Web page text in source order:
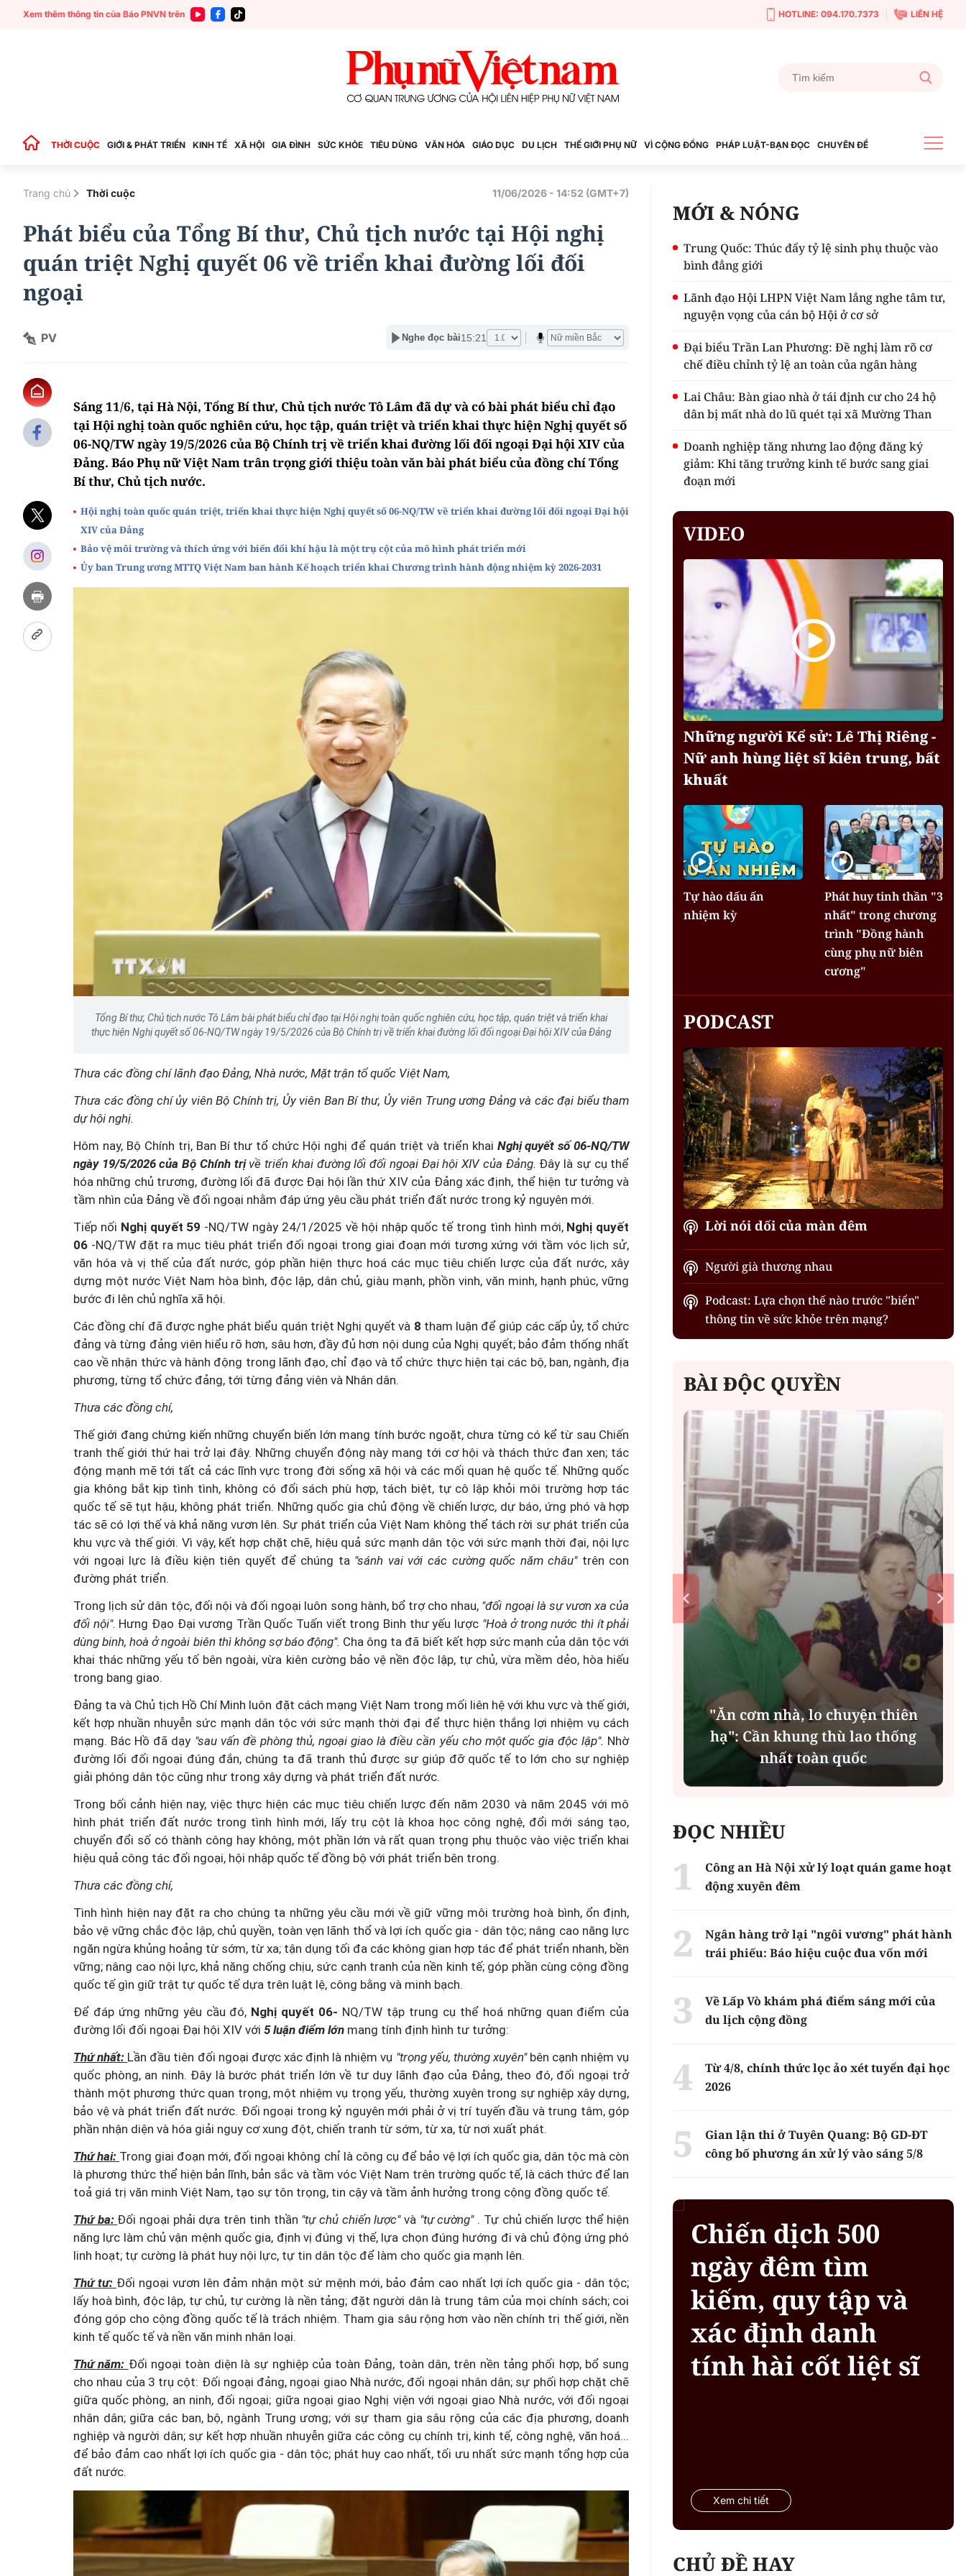
Xem thêm thông tin của Báo PNVN trên HOTLINE: 094.170.7373 LIÊN HỆ
THỜI CUỘC GIỚI & PHÁT TRIỂN KINH TẾ XÃ HỘI GIA ĐÌNH SỨC KHỎE TIÊU DÙNG VĂN HÓA GIÁO DỤC DU LỊCH THẾ GIỚI PHỤ NỮ VÌ CỘNG ĐỒNG PHÁP LUẬT-BẠN ĐỌC CHUYÊN ĐỀ
Trang chủ Thời cuộc 11/06/2026 - 14:52 (GMT+7)
Phát biểu của Tổng Bí thư, Chủ tịch nước tại Hội nghị
quán triệt Nghị quyết 06 về triển khai đường lối đối
ngoại
PV Nghe đọc bài15:21
Sáng 11/6, tại Hà Nội, Tổng Bí thư, Chủ tịch nước Tô Lâm đã dự và có bài phát biểu chỉ đạo
tại Hội nghị toàn quốc nghiên cứu, học tập, quán triệt và triển khai thực hiện Nghị quyết số
06-NQ/TW ngày 19/5/2026 của Bộ Chính trị về triển khai đường lối đối ngoại Đại hội XIV của
Đảng. Báo Phụ nữ Việt Nam trân trọng giới thiệu toàn văn bài phát biểu của đồng chí Tổng
Bí thư, Chủ tịch nước.
Hội nghị toàn quốc quán triệt, triển khai thực hiện Nghị quyết số 06-NQ/TW về triển khai đường lối đối ngoại Đại hội
XIV của Đảng
Bảo vệ môi trường và thích ứng với biến đổi khí hậu là một trụ cột của mô hình phát triển mới
Ủy ban Trung ương MTTQ Việt Nam ban hành Kế hoạch triển khai Chương trình hành động nhiệm kỳ 2026-2031
Tổng Bí thư, Chủ tịch nước Tô Lâm bài phát biểu chỉ đạo tại Hội nghị toàn quốc nghiên cứu, học tập, quán triệt và triển khai
thực hiện Nghị quyết số 06-NQ/TW ngày 19/5/2026 của Bộ Chính trị về triển khai đường lối đối ngoại Đại hội XIV của Đảng
Thưa các đồng chí lãnh đạo Đảng, Nhà nước, Mặt trận tổ quốc Việt Nam,
Thưa các đồng chí ủy viênBộ Chính trị, Ủy viên Ban Bí thư, Ủy viên Trung ương Đảng và các đại biểu tham
dự hội nghị.
Hôm nay, Bộ Chính trị, Ban Bí thư tổ chức Hội nghị để quán triệt và triển khai Nghị quyết số 06-NQ/TW
ngày 19/5/2026 của Bộ Chính trị về triển khai đường lối đối ngoại Đại hội XIV của Đảng. Đây là sự cụ thể
hóa những chủ trương, đường lối đã được Đại hội lần thứ XIV của Đảng xác định, thể hiện tư tưởng và
tầm nhìn của Đảng về đối ngoại nhằm đáp ứng yêu cầu phát triển đất nước trong kỷ nguyên mới.
Tiếp nối Nghị quyết 59 -NQ/TW ngày 24/1/2025 về hội nhập quốc tế trong tình hình mới, Nghị quyết
06 -NQ/TW đặt ra mục tiêu phát triển đối ngoại trong giai đoạn mới tương xứng với tầm vóc lịch sử,
văn hóa và vị thế của đất nước, góp phần hiện thực hoá các mục tiêu chiến lược của đất nước, xây
dựng một nước Việt Nam hòa bình, độc lập, dân chủ, giàu mạnh, phồn vinh, văn minh, hạnh phúc, vững
bước đi lên chủ nghĩa xã hội.
Các đồng chí đã được nghe phát biểu quán triệt Nghị quyết và 8 tham luận để giúp các cấp ủy, tổ chức
đảng và từng đảng viên hiểu rõ hơn, sâu hơn, đầy đủ hơn nội dung của Nghị quyết; bảo đảm thống nhất
cao về nhận thức và hành động trong lãnh đạo, chỉ đạo và tổ chức thực hiện tại các bộ, ban, ngành, địa
phương, từng tổ chức đảng, tới từng đảng viên và Nhân dân.
Thưa các đồng chí,
Thế giới đang chứng kiến những chuyển biến lớn mang tính bước ngoặt, chưa từng có kể từ sau Chiến
tranh thế giới thứ hai trở lại đây. Những chuyển động này mang tới cơ hội và thách thức đan xen; tác
động mạnh mẽ tới tất cả các lĩnh vực trong đời sống xã hội và các mối quan hệ quốc tế. Những quốc
gia không bắt kịp tình tình, không có đối sách phù hợp, tách biệt, tự cô lập khỏi môi trường hợp tác
quốc tế sẽ tụt hậu, không phát triển. Những quốc gia chủ động về chiến lược, dự báo, ứng phó và hợp
tác sẽ có lợi thế và khả năng vươn lên. Sự phát triển của Việt Nam không thể tách rời sự phát triển của
khu vực và thế giới. Vì vậy, kết hợp chặt chẽ, hiệu quả sức mạnh dân tộc với sức mạnh thời đại, nội lực
với ngoại lực là điều kiện tiên quyết để chúng ta "sánh vai với các cường quốc năm châu" trên con
đường phát triển.
Trong lịch sử dân tộc, đối nội và đối ngoại luôn song hành, bổ trợ cho nhau, "đối ngoại là sự vươn xa của
đối nội". Hưng Đạo Đại vương Trần Quốc Tuấn viết trong Binh thư yếu lược "Hoà ở trong nước thì ít phải
dùng binh, hoà ở ngoài biên thì không sợ báo động". Cha ông ta đã biết kết hợp sức mạnh của dân tộc với
khai thác những yếu tố bên ngoài, vừa kiên cường bảo vệ nền độc lập, tự chủ, vừa mềm dẻo, hòa hiếu
trong bang giao.
Đảng ta và Chủ tịch Hồ Chí Minh luôn đặt cách mạng Việt Nam trong mối liên hệ với khu vực và thế giới,
kết hợp nhuần nhuyễn sức mạnh dân tộc với sức mạnh thời đại để thực hiện thắng lợi nhiệm vụ cách
mạng. Bác Hồ đã dạy "sau vấn đề phòng thủ, ngoại giao là điều cần yếu cho một quốc gia độc lập". Nhờ
đường lối đối ngoại đúng đắn, chúng ta đã tranh thủ được sự giúp đỡ quốc tế to lớn cho sự nghiệp
giải phóng dân tộc cũng như trong xây dựng và phát triển đất nước.
Trong bối cảnh hiện nay, việc thực hiện các mục tiêu chiến lược đến năm 2030 và năm 2045 với mô
hình phát triển đất nước trong tình hình mới, lấy trụ cột là khoa học công nghệ, đổi mới sáng tạo,
chuyển đổi số có thành công hay không, một phần lớn và rất quan trọng phụ thuộc vào việc triển khai
hiệu quả công tác đối ngoại, hội nhập quốc tế đồng bộ với phát triển bên trong.
Thưa các đồng chí,
Tình hình hiện nay đặt ra cho chúng ta những yêu cầu mới về giữ vững môi trường hoà bình, ổn định,
bảo vệ vững chắc độc lập, chủ quyền, toàn vẹn lãnh thổ và lợi ích quốc gia - dân tộc; nâng cao năng lực
ngăn ngừa khủng hoảng từ sớm, từ xa; tận dụng tối đa các không gian hợp tác để phát triển nhanh, bền
vững; nâng cao nội lực, khả năng chống chịu, sức cạnh tranh của nền kinh tế; góp phần cùng cộng đồng
quốc tế gìn giữ trật tự quốc tế dựa trên luật lệ, công bằng và minh bạch.
Để đáp ứng những yêu cầu đó, Nghị quyết 06- NQ/TW tập trung cụ thể hoá những quan điểm của
đường lối đối ngoại Đại hội XIV với 5 luận điểm lớn mang tính định hình tư tưởng:
Thứ nhất: Lần đầu tiên đối ngoại được xác định là nhiệm vụ "trọng yếu, thường xuyên" bên cạnh nhiệm vụ
quốc phòng, an ninh. Đây là bước phát triển lớn về tư duy lãnh đạo của Đảng, theo đó, đối ngoại trở
thành một phương thức quan trọng, một nhiệm vụ trọng yếu, thường xuyên trong sự nghiệp xây dựng,
bảo vệ và phát triển đất nước. Đối ngoại trong kỷ nguyên mới phải ở vị trí tuyến đầu và trung tâm, góp
phần nhận diện và hóa giải nguy cơ xung đột, chiến tranh từ sớm, từ xa, từ nơi xuất phát.
Thứ hai: Trong giai đoạn mới, đối ngoại không chỉ là công cụ để bảo vệ lợi ích quốc gia, dân tộc mà còn
là phương thức thể hiện bản lĩnh, bản sắc và tầm vóc Việt Nam trên trường quốc tế, là cách thức để lan
toả giá trị văn minh Việt Nam, tạo sự tôn trọng, tin cậy và tầm ảnh hưởng trong cộng đồng quốc tế.
Thứ ba: Đối ngoại phải dựa trên tinh thần "tự chủ chiến lược"và "tự cường" . Tự chủ chiến lược thể hiện
năng lực làm chủ vận mệnh quốc gia, định vị đúng vị thế, lựa chọn đúng hướng đi và chủ động ứng phó
linh hoạt; tự cường là phát huy nội lực, tự tin dân tộc để làm cho quốc gia mạnh lên.
Thứ tư: Đối ngoại vươn lên đảm nhận một sứ mệnh mới, bảo đảm cao nhất lợi ích quốc gia - dân tộc;
lấy hoà bình, độc lập, tự chủ, tự cường là nền tảng; đặt người dân là trung tâm của mọi chính sách; coi
đóng góp cho cộng đồng quốc tế là trách nhiệm. Tham gia sâu rộng hơn vào nền chính trị thế giới, nền
kinh tế quốc tế và nền văn minh nhân loại.
Thứ năm: Đối ngoại toàn diện là sự nghiệp của toàn Đảng, toàn dân, trên nền tảng phối hợp, bổ sung
cho nhau của 3 trụ cột: Đối ngoại đảng, ngoại giao Nhà nước, đối ngoại nhân dân; sự phối hợp chặt chẽ
giữa quốc phòng, an ninh, đối ngoại; giữa ngoại giao Nghị viện với ngoại giao Nhà nước, với đối ngoại
nhân dân; giữa các ban, bộ, ngành Trung ương; với sự tham gia sâu rộng của các địa phương, doanh
nghiệp và người dân; sự kết hợp nhuần nhuyễn giữa các công cụ chính trị, kinh tế, công nghệ, văn hoá...
để bảo đảm cao nhất lợi ích quốc gia - dân tộc; phát huy cao nhất, tối ưu nhất sức mạnh tổng hợp của
đất nước.
MỚI & NÓNG
Trung Quốc: Thúc đẩy tỷ lệ sinh phụ thuộc vào
bình đẳng giới
Lãnh đạo Hội LHPN Việt Nam lắng nghe tâm tư,
nguyện vọng của cán bộ Hội ở cơ sở
Đại biểu Trần Lan Phương: Đề nghị làm rõ cơ
chế điều chỉnh tỷ lệ an toàn của ngân hàng
Lai Châu: Bàn giao nhà ở tái định cư cho 24 hộ
dân bị mất nhà do lũ quét tại xã Mường Than
Doanh nghiệp tăng nhưng lao động đăng ký
giảm: Khi tăng trưởng kinh tế bước sang giai
đoạn mới
VIDEO
Những người Kể sử: Lê Thị Riêng -
Nữ anh hùng liệt sĩ kiên trung, bất
khuất
Tự hào dấu ấn
nhiệm kỳ
Phát huy tinh thần "3
nhất" trong chương
trình "Đồng hành
cùng phụ nữ biên
cương"
PODCAST
Lời nói dối của màn đêm
Người già thương nhau
Podcast: Lựa chọn thế nào trước "biển"
thông tin về sức khỏe trên mạng?
BÀI ĐỘC QUYỀN
Mua nhà thuộc dự án đang thế
chấp, làm sao để hạn chế rủi ro?
trực thuộc Trung ương: Tầm
nhìn đô thị hiện đại và giàu bản
sắc
"Ăn cơm nhà, lo chuyện thiên
hạ": Cần khung thù lao thống
nhất toàn quốc
ĐỌC NHIỀU
Công an Hà Nội xử lý loạt quán game hoạt
động xuyên đêm
Ngân hàng trở lại "ngôi vương" phát hành
trái phiếu: Báo hiệu cuộc đua vốn mới
Về Lấp Vò khám phá điểm sáng mới của
du lịch cộng đồng
Từ 4/8, chính thức lọc ảo xét tuyển đại học
2026
Gian lận thi ở Tuyên Quang: Bộ GD-ĐT
công bố phương án xử lý vào sáng 5/8
Chiến dịch 500
ngày đêm tìm
kiếm, quy tập và
xác định danh
tính hài cốt liệt sĩ
Xem chi tiết
CHỦ ĐỀ HAY